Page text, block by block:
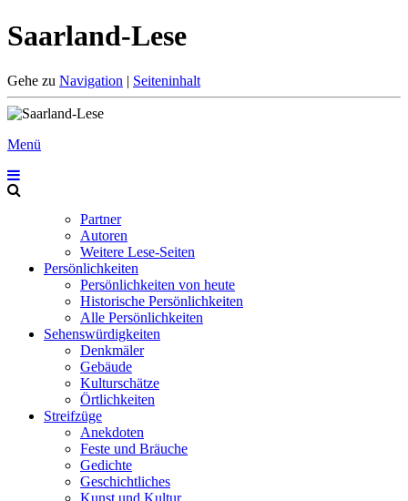
Saarland-Lese
Gehe zu Navigation | Seiteninhalt
Menü
Partner
Autoren
Weitere Lese-Seiten
Persönlichkeiten
Persönlichkeiten von heute
Historische Persönlichkeiten
Alle Persönlichkeiten
Sehenswürdigkeiten
Denkmäler
Gebäude
Kulturschätze
Örtlichkeiten
Streifzüge
Anekdoten
Feste und Bräuche
Gedichte
Geschichtliches
Kunst und Kultur